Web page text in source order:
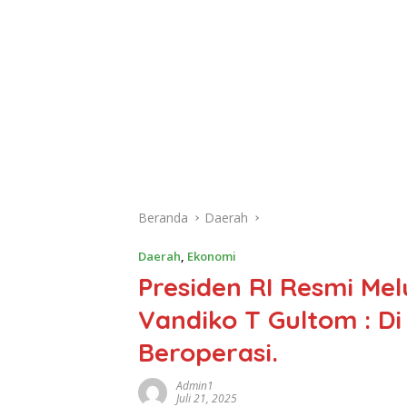
Beranda Daerah
Daerah, Ekonomi
Presiden RI Resmi
Vandiko T Gultom :
Beroperasi.
Admin1
Juli 21, 2025